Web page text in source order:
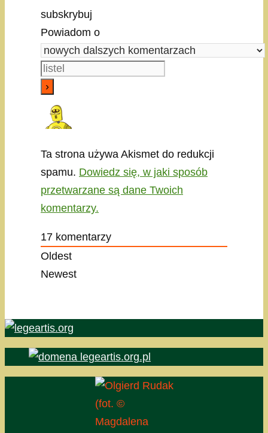
subskrybuj
Powiadom o
Ta strona używa Akismet do redukcji
spamu. Dowiedz się, w jaki sposób
przetwarzane są dane Twoich
komentarzy.
17 komentarzy
Oldest
Newest
(fot. ©
Magdalena